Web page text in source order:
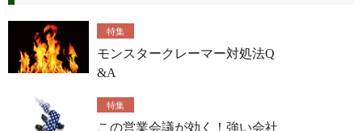
特集
モンスタークレーマー対処法Q
&A
特集
この営業会議が効く！強い会社